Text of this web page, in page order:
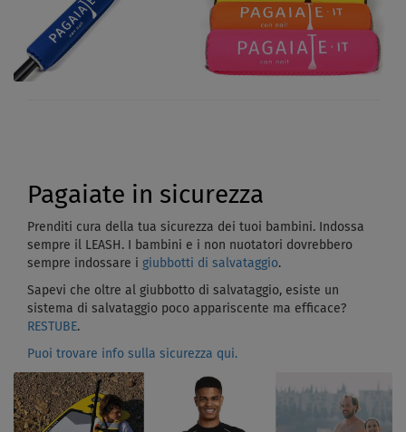
Pagaiate in sicurezza
Prenditi cura della tua sicurezza dei tuoi bambini. Indossa
sempre il LEASH. I bambini e i non nuotatori dovrebbero
sempre indossare i giubbotti di salvataggio.
Sapevi che oltre al giubbotto di salvataggio, esiste un
sistema di salvataggio poco appariscente ma efficace?
RESTUBE.
Puoi trovare info sulla sicurezza qui.